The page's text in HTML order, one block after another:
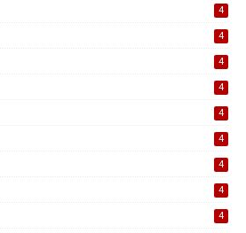
4
4
4
4
4
4
4
4
4